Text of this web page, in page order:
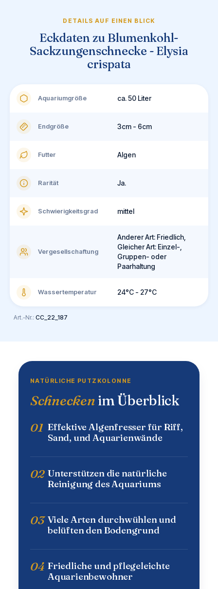
DETAILS AUF EINEN BLICK
Eckdaten zu Blumenkohl-
Sackzungenschnecke - Elysia
crispata
Aquariumgröße ca. 50 Liter
Endgröße 3cm - 6cm
Futter Algen
Rarität Ja.
Schwierigkeitsgrad mittel
Vergesellschaftung
Anderer Art: Friedlich,
Gleicher Art: Einzel-,
Gruppen- oder
Paarhaltung
Wassertemperatur 24°C - 27°C
Art.-Nr.: CC_22_187
NATÜRLICHE PUTZKOLONNE
Schnecken im Überblick
01 Effektive Algenfresser für Riff,
Sand, und Aquarienwände
02 Unterstützen die natürliche
Reinigung des Aquariums
03 Viele Arten durchwühlen und
belüften den Bodengrund
04 Friedliche und pflegeleichte
Aquarienbewohner